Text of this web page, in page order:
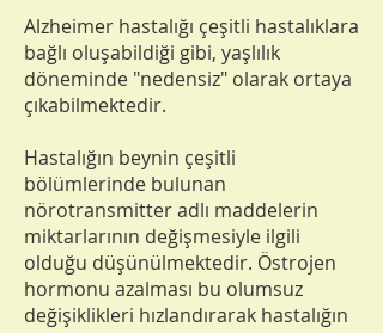
Alzheimer hastalığı çeşitli hastalıklara
bağlı oluşabildiği gibi, yaşlılık
döneminde "nedensiz" olarak ortaya
çıkabilmektedir.
Hastalığın beynin çeşitli
bölümlerinde bulunan
nörotransmitter adlı maddelerin
miktarlarının değişmesiyle ilgili
olduğu düşünülmektedir. Östrojen
hormonu azalması bu olumsuz
değişiklikleri hızlandırarak hastalığın